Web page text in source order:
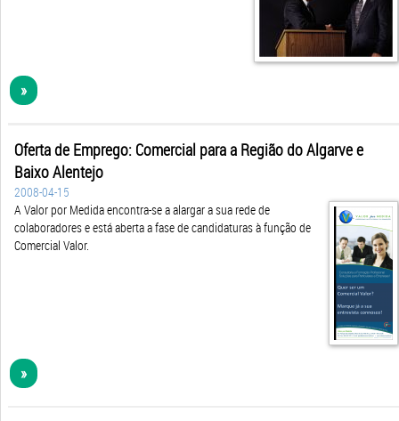
»
Oferta de Emprego: Comercial para a Região do Algarve e
Baixo Alentejo
2008-04-15
A Valor por Medida encontra-se a alargar a sua rede de
colaboradores e está aberta a fase de candidaturas à função de
Comercial Valor.
»